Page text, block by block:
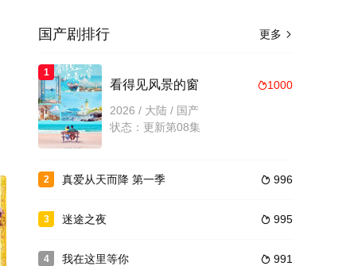
更多 
国产剧排行
1
1000
看得见风景的窗
2026 / 大陆 / 国产
状态：更新第08集
2  996
真爱从天而降 第一季
3  995
迷途之夜
4  991
我在这里等你